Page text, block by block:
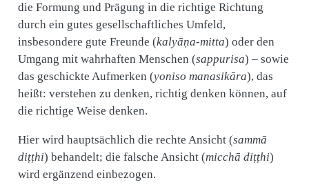
die Formung und Prägung in die richtige Richtung
durch ein gutes gesellschaftliches Umfeld,
insbesondere gute Freunde (kalyāṇa-mitta) oder den
Umgang mit wahrhaften Menschen (sappurisa) – sowie
das geschickte Aufmerken (yoniso manasikāra), das
heißt: verstehen zu denken, richtig denken können, auf
die richtige Weise denken.
Hier wird hauptsächlich die rechte Ansicht (sammā
diṭṭhi) behandelt; die falsche Ansicht (micchā diṭṭhi)
wird ergänzend einbezogen.